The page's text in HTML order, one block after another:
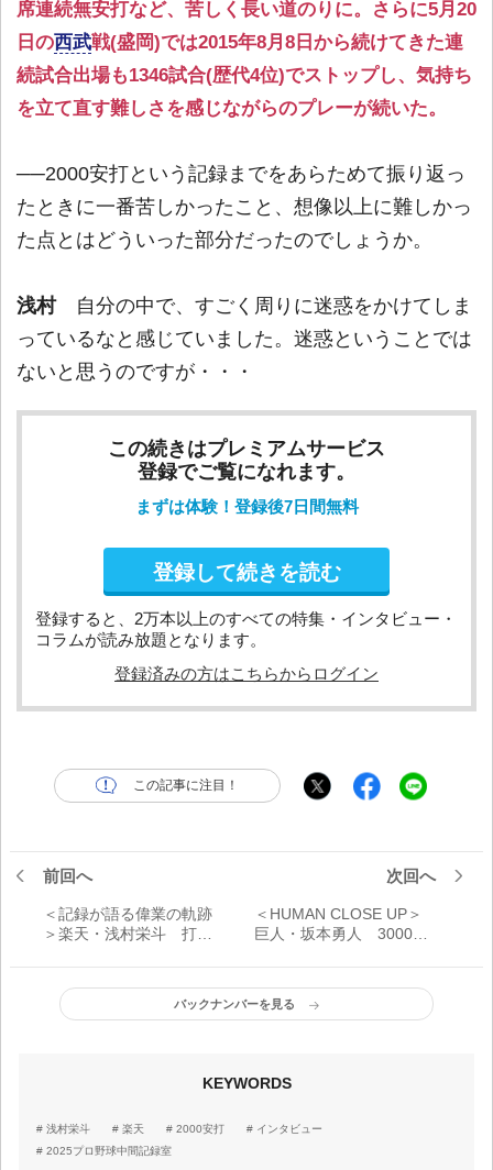
席連続無安打など、苦しく長い道のりに。さらに5月20
日の西武戦(盛岡)では2015年8月8日から続けてきた連
続試合出場も1346試合(歴代4位)でストップし、気持ち
を立て直す難しさを感じながらのプレーが続いた。
──2000安打という記録までをあらためて振り返っ
たときに一番苦しかったこと、想像以上に難しかっ
た点とはどういった部分だったのでしょうか。
浅村自分の中で、すごく周りに迷惑をかけてしま
っているなと感じていました。迷惑ということでは
ないと思うのですが・・・
この続きはプレミアムサービス
登録でご覧になれます。
まずは体験！登録後7日間無料
登録して続きを読む
登録すると、2万本以上のすべての特集・インタビュー・
コラムが読み放題となります。
登録済みの方はこちらからログイン
この記事に注目！
前回へ
＜記録が語る偉業の軌跡
＞楽天・浅村栄斗 打球
&302本塁打徹底解剖 体
に染みついた「右方向」
が生命線
次回へ
＜HUMAN CLOSE UP＞
巨人・坂本勇人 3000安
日々――「記録どうこう
はない。毎日、もっと良
くなりたい、もっとヒッ
バックナンバーを見る
KEYWORDS
浅村栄斗 楽天 2000安打
インタビュー
2025プロ野球中間記録室